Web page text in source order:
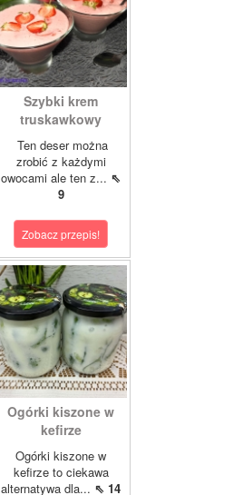
Szybki krem
truskawkowy
Ten deser można
zrobić z każdymi
owocami ale ten z... ⇖
9
Zobacz przepis!
Ogórki kiszone w
kefirze
Ogórki kiszone w
kefirze to ciekawa
alternatywa dla... ⇖ 14